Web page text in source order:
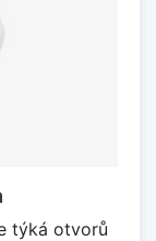
týká otvorů